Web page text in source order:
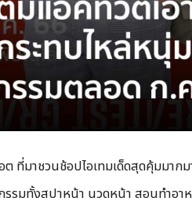
ที่มาชวนช้อปไอเทมเด็ดสุดคุ้มมาก
รมทั้งสปาหน้า นวดหน้า สอนทำอาห